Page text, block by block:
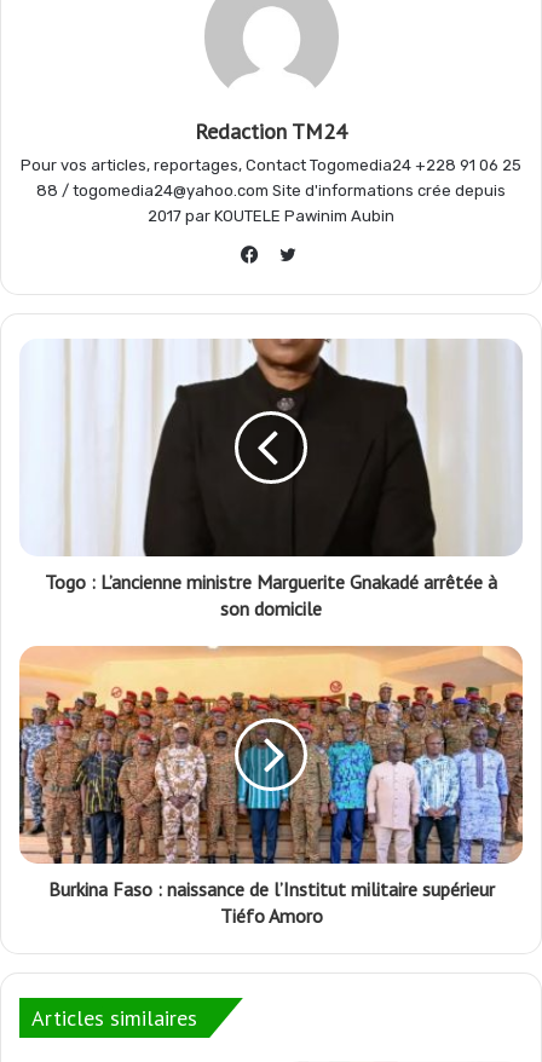
p
a
m
Redaction TM24
Pour vos articles, reportages, Contact Togomedia24 +228 91 06 25
88 / togomedia24@yahoo.com Site d'informations crée depuis
2017 par KOUTELE Pawinim Aubin
Twitter
Togo : L’ancienne ministre Marguerite Gnakadé arrêtée à
son domicile
Burkina Faso : naissance de l’Institut militaire supérieur
Tiéfo Amoro
Articles similaires